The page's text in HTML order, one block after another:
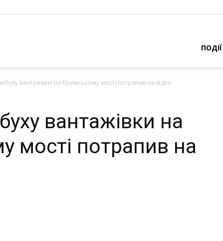
ПОДІЇ
вантажівки на Кримському мості потрапив на відео
вантажівки на
мості потрапив на